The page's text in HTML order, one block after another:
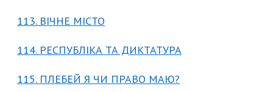
113. ВІЧНЕ МІСТО
114. РЕСПУБЛІКА ТА ДИКТАТУРА
115. ПЛЕБЕЙ Я ЧИ ПРАВО МАЮ?